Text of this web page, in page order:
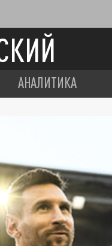
АНАЛИТИКА